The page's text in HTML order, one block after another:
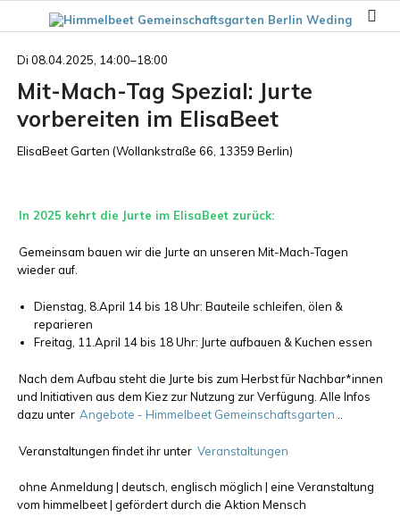
Di 08.04.2025, 14:00–18:00
Mit-Mach-Tag Spezial: Jurte
vorbereiten im ElisaBeet
ElisaBeet Garten (Wollankstraße 66, 13359 Berlin)
In 2025 kehrt die Jurte im ElisaBeet zurück:
Gemeinsam bauen wir die Jurte an unseren Mit-Mach-Tagen
wieder auf.
Dienstag, 8.April 14 bis 18 Uhr: Bauteile schleifen, ölen &
reparieren
Freitag, 11.April 14 bis 18 Uhr: Jurte aufbauen & Kuchen essen
Nach dem Aufbau steht die Jurte bis zum Herbst für Nachbar*innen
und Initiativen aus dem Kiez zur Nutzung zur Verfügung. Alle Infos
dazu unter Angebote - Himmelbeet Gemeinschaftsgarten
Veranstaltungen findet ihr unter Veranstaltungen
ohne Anmeldung | deutsch, englisch möglich | eine Veranstaltung
vom himmelbeet | gefördert durch die Aktion Mensch